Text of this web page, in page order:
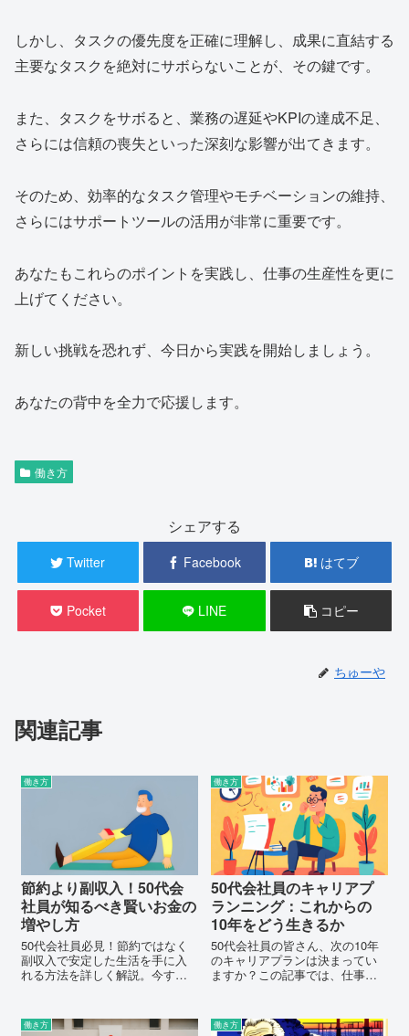
しかし、タスクの優先度を正確に理解し、成果に直結する
主要なタスクを絶対にサボらないことが、その鍵です。
また、タスクをサボると、業務の遅延やKPIの達成不足、
さらには信頼の喪失といった深刻な影響が出てきます。
そのため、効率的なタスク管理やモチベーションの維持、
さらにはサポートツールの活用が非常に重要です。
あなたもこれらのポイントを実践し、仕事の生産性を更に
上げてください。
新しい挑戦を恐れず、今日から実践を開始しましょう。
あなたの背中を全力で応援します。
働き方
シェアする
Twitter Facebook はてブ
Pocket LINE コピー
ちゅーや
関連記事
働き方
節約より副収入！50代会
社員が知るべき賢いお金の
増やし方
50代会社員必見！節約ではなく
副収入で安定した生活を手に入
れる方法を詳しく解説。今すぐ
働き方
50代会社員のキャリアプ
ランニング：これからの
10年をどう生きるか
50代会社員の皆さん、次の10年
のキャリアプランは決まってい
ますか？この記事では、仕事、
すかの具体的なアドバイスを提
働き方 働き方